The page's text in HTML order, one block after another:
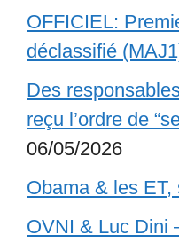
OFFICIEL:
déclassifié
Des
reçu l’ordre de
06/05/2026
Obama & les ET,
OVNI & Luc Dini